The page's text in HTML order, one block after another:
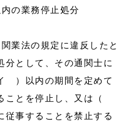
業務停止処分
業法の規定に違反したと
分として、その通関士に
以内の期間を定めて
ことを停止し、又は（
事することを禁止する